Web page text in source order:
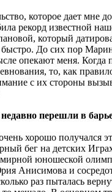
которое дает мне
рекорд известной
который
быстро. До сих пор
опекают меня. Когда
то, как
с их стороны
перешли в
хорошо получался
бег на детских
юношеской
Анисимова и
раз пыталась